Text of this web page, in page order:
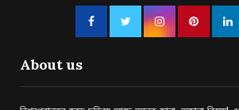
About us